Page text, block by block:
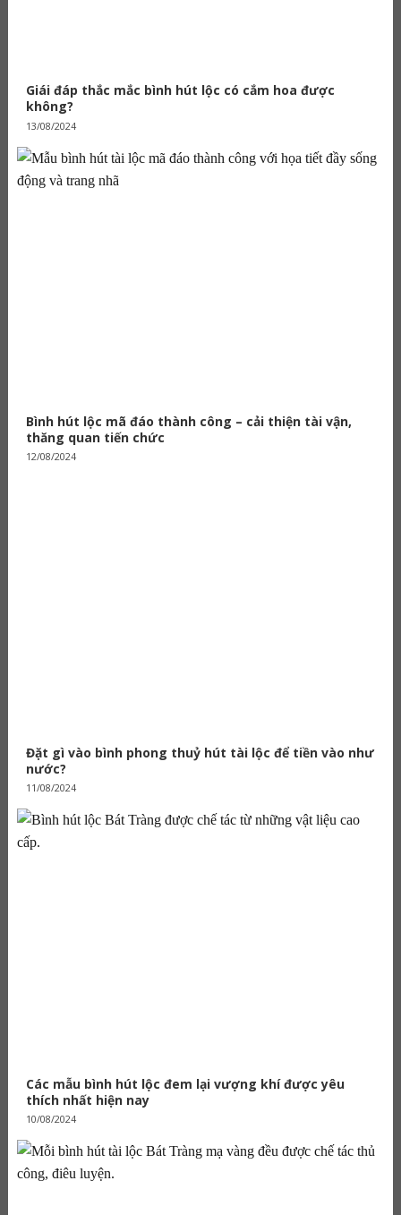
Giái đáp thắc mắc bình hút lộc có cắm hoa được
không?
13/08/2024
Bình hút lộc mã đáo thành công – cải thiện tài vận,
thăng quan tiến chức
12/08/2024
Đặt gì vào bình phong thuỷ hút tài lộc để tiền vào như
nước?
11/08/2024
Các mẫu bình hút lộc đem lại vượng khí được yêu
thích nhất hiện nay
10/08/2024